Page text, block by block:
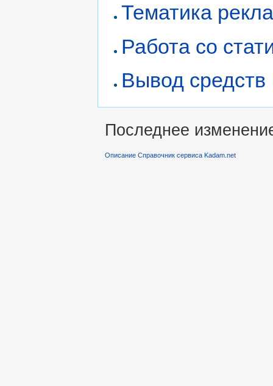
Тематика
Работа со
Вывод средств
Последнее
Описание Справочник сервиса Kadam.net